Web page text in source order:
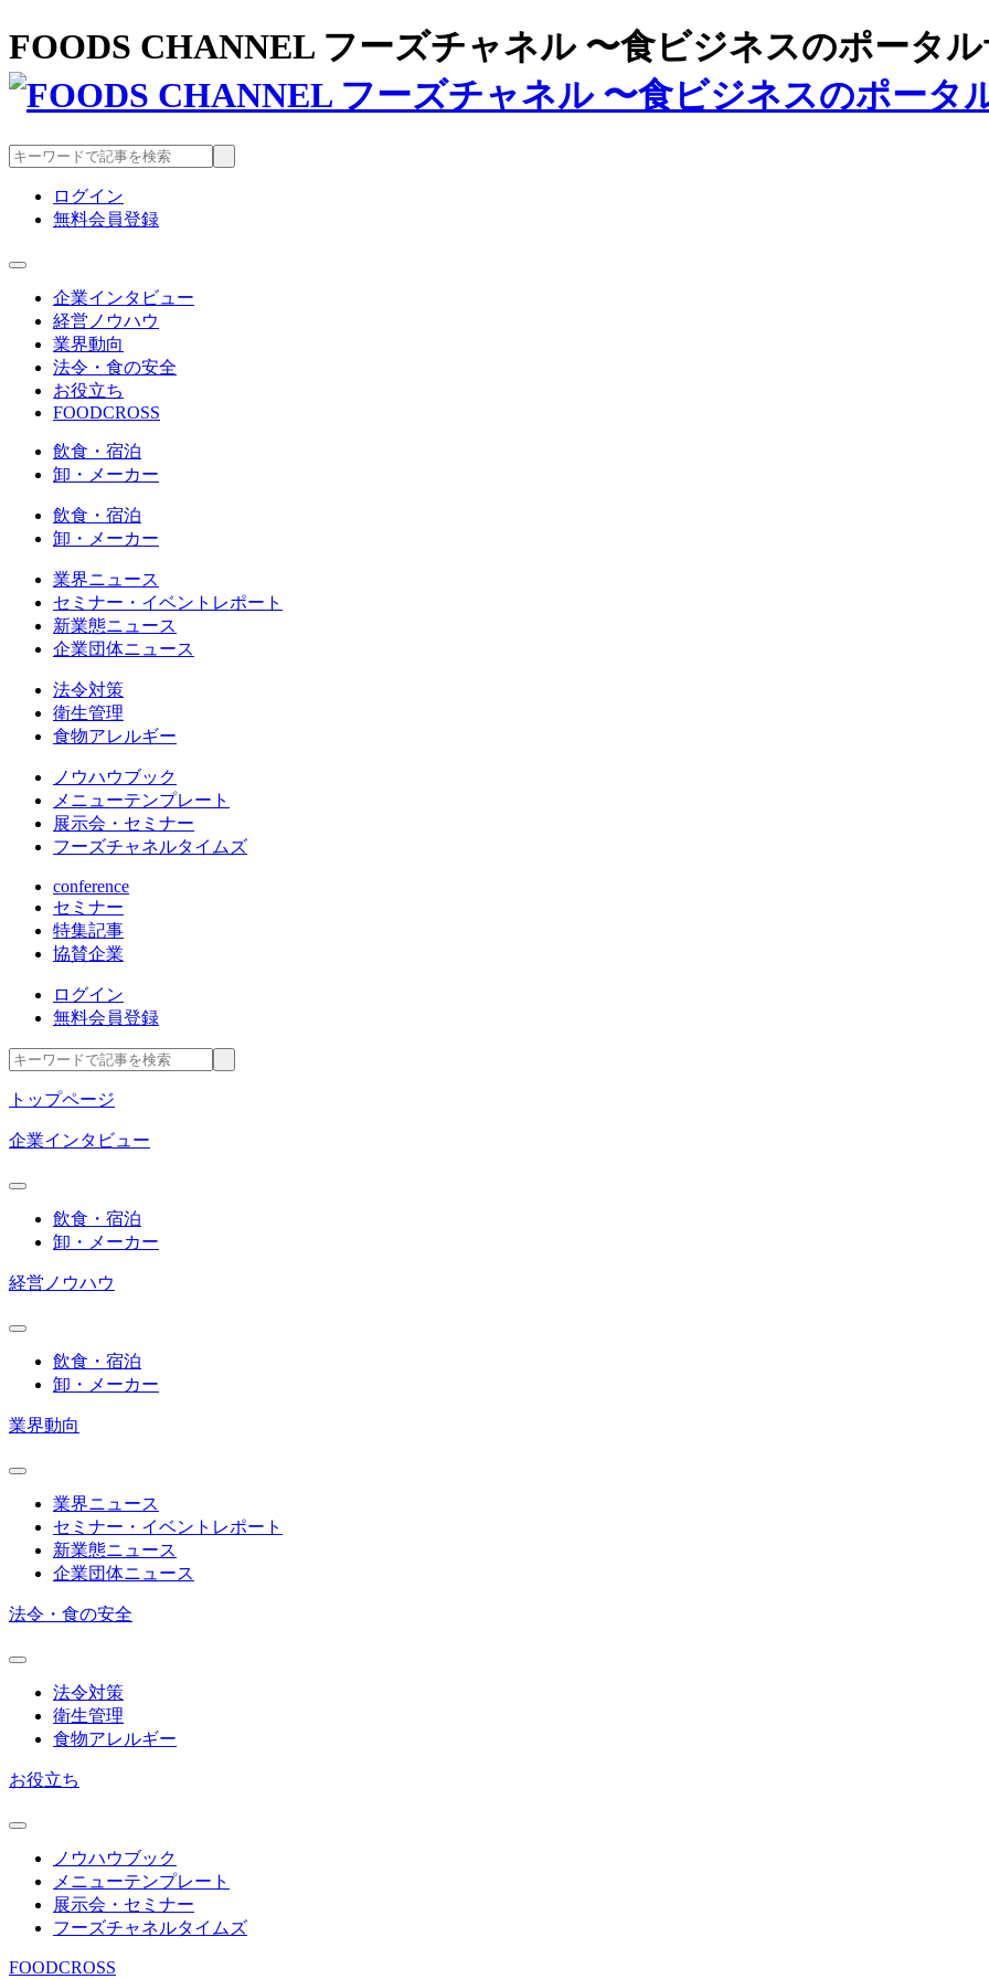
FOODS CHANNEL フーズチャネル 〜食ビジネスのポータ
ログイン
無料会員登録
企業インタビュー
経営ノウハウ
業界動向
法令・食の安全
お役立ち
FOODCROSS
飲食・宿泊
卸・メーカー
飲食・宿泊
卸・メーカー
業界ニュース
セミナー・イベントレポート
新業態ニュース
企業団体ニュース
法令対策
衛生管理
食物アレルギー
ノウハウブック
メニューテンプレート
展示会・セミナー
フーズチャネルタイムズ
conference
セミナー
特集記事
協賛企業
ログイン
無料会員登録
トップページ
企業インタビュー
飲食・宿泊
卸・メーカー
経営ノウハウ
飲食・宿泊
卸・メーカー
業界動向
業界ニュース
セミナー・イベントレポート
新業態ニュース
企業団体ニュース
法令・食の安全
法令対策
衛生管理
食物アレルギー
お役立ち
ノウハウブック
メニューテンプレート
展示会・セミナー
フーズチャネルタイムズ
FOODCROSS